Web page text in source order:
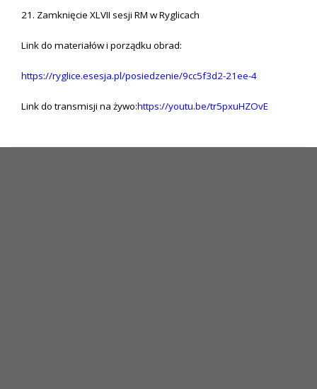
21. Zamknięcie XLVII sesji RM w Ryglicach
Link do materiałów i porządku obrad:
https://ryglice.esesja.pl/posiedzenie/9cc5f3d2-21ee-4
Link do transmisji na żywo:https://youtu.be/tr5pxuHZOvE